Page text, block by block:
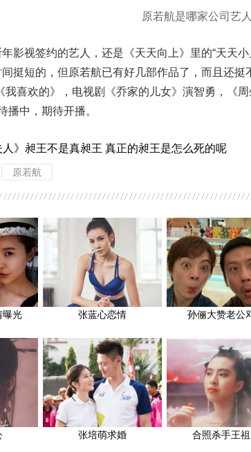
原若航是哪家公司艺人
影视签约的艺人，还是《天天向上》里的“天天
间挺短的，但原若航已有好几部作品了，而且还挺
我喜欢的》，电视剧《乔家的儿女》演智勇，《
播中，期待开播。
人》昶王不是真昶王 真正的昶王是怎么死的呢
原若航
曝光 张蓝心恋情 孙俪大赞老公
张培萌求婚 合照杀手王